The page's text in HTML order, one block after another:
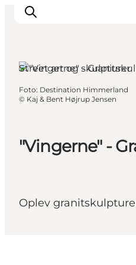
Inspiration
Overnatning
"Vingerne" -
Oplev
Street art og skulpturer
Foto: Destination Himmerland
© Kaj & Bent Højrup Jensen